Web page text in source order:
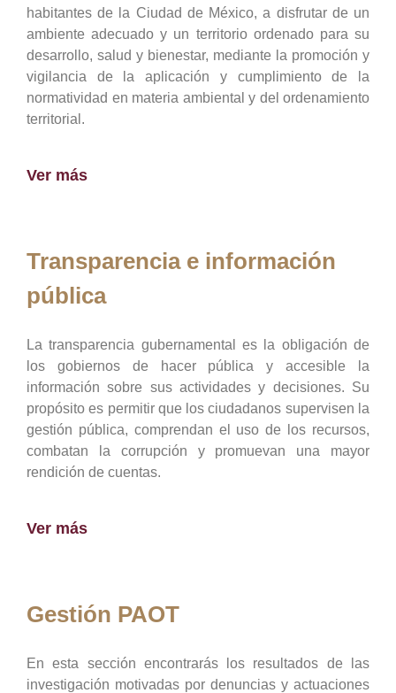
habitantes de la Ciudad de México, a disfrutar de un
ambiente adecuado y un territorio ordenado para su
desarrollo, salud y bienestar, mediante la promoción y
vigilancia de la aplicación y cumplimiento de la
normatividad en materia ambiental y del ordenamiento
territorial.
Ver más
Transparencia e información
pública
La transparencia gubernamental es la obligación de
los gobiernos de hacer pública y accesible la
información sobre sus actividades y decisiones. Su
propósito es permitir que los ciudadanos supervisen la
gestión pública, comprendan el uso de los recursos,
combatan la corrupción y promuevan una mayor
rendición de cuentas.
Ver más
Gestión PAOT
En esta sección encontrarás los resultados de las
investigación motivadas por denuncias y actuaciones